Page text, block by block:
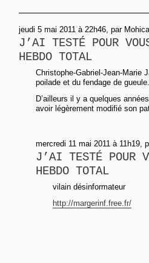
jeudi 5 mai 2011 à 22h46, par
J’AI TESTÉ POUR
HEBDO TOTAL
Christophe-Gabriel-Jean-Marie
poilade et du fendage de gueule.
D’ailleurs il y a quelques
avoir légèrement modifié son
mercredi 11 mai 2011 à 11h19,
J’AI TESTÉ POUR
HEBDO TOTAL
vilain désinformateur
http://margerinf.free.fr/